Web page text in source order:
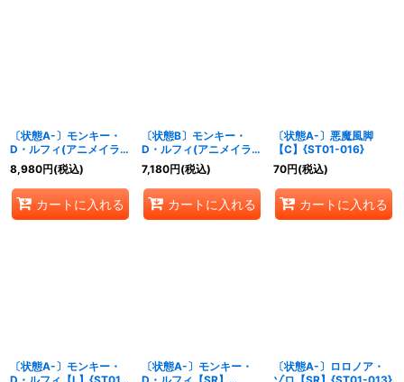
〔状態A-〕モンキー・
D・ルフィ(アニメイラス
ト)【L】{ST01-001}
8,980円(税込)
カートに入れる
〔状態B〕モンキー・
D・ルフィ(アニメイラス
ト)【L】{ST01-001}
7,180円(税込)
カートに入れる
〔状態A-〕悪魔風脚
【C】{ST01-016}
70円(税込)
カートに入れる
〔状態A-〕モンキー・
〔状態A-〕モンキー・
〔状態A-〕ロロノア・